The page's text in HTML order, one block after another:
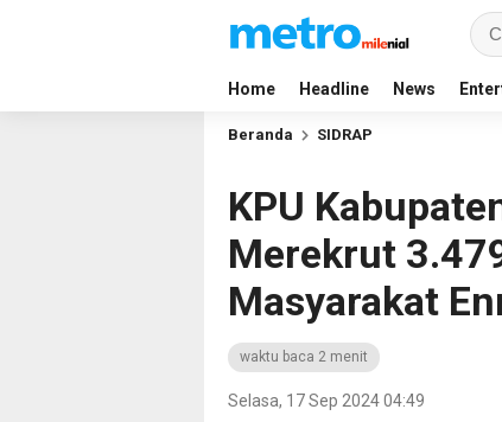
Home Headline News
Beranda SIDRAP
KPU
Merekrut
Masyarakat
waktu baca 2 menit
Selasa, 17 Sep 2024 04:49